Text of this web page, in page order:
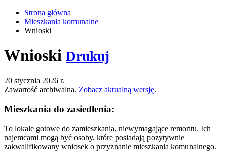
Strona główna
Mieszkania komunalne
Wnioski
Wnioski Drukuj
20 stycznia 2026 r.
Zawartość archiwalna. Zobacz aktualną wersję.
Mieszkania do zasiedlenia:
To lokale gotowe do zamieszkania, niewymagające remontu. Ich
najemcami mogą być osoby, które posiadają pozytywnie
zakwalifikowany wniosek o przyznanie mieszkania komunalnego.